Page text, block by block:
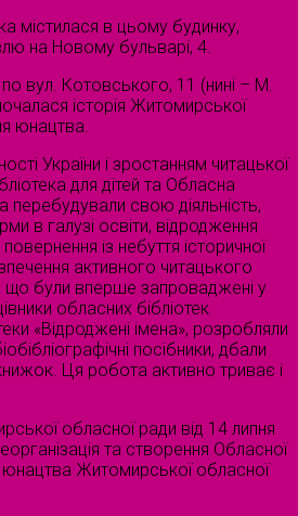
містилася в цьому будинку,
на Новому бульварі, 4.
по вул. Котовського, 11 (нині – М.
історія Житомирської
юнацтва.
України і зростанням читацької
для дітей та Обласна
перебудували свою діяльність,
в галузі освіти, відродження
із небуття історичної
активного читацького
що були вперше запроваджені у
обласних бібліотек
«Відроджені імена», розробляли
посібники, дбали
Ця робота активно триває і
обласної ради від 14 липня
та створення Обласної
юнацтва Житомирської обласної